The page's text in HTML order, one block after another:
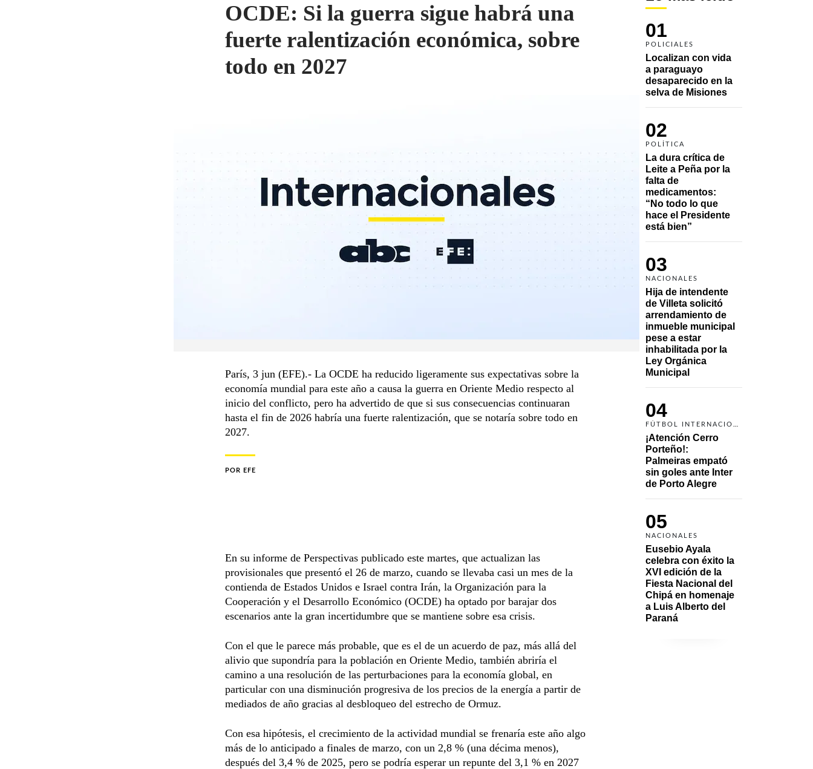
01
POLICIALES
Localizan con vida
a paraguayo
desaparecido en la
selva de Misiones
02
POLÍTICA
La dura crítica de
Leite a Peña por la
falta de
medicamentos:
“No todo lo que
hace el Presidente
está bien”
03
NACIONALES
Hija de intendente
de Villeta solicitó
arrendamiento de
inmueble municipal
pese a estar
inhabilitada por la
Ley Orgánica
Municipal
04
¡Atención Cerro
Porteño!:
Palmeiras empató
sin goles ante Inter
de Porto Alegre
05
NACIONALES
Eusebio Ayala
celebra con éxito la
XVI edición de la
Fiesta Nacional del
Chipá en homenaje
a Luis Alberto del
Paraná
OCDE: Si la guerra sigue habrá una
fuerte ralentización económica, sobre
todo en 2027
París, 3 jun (EFE).- La OCDE ha reducido ligeramente sus expectativas sobre la
economía mundial para este año a causa la guerra en Oriente Medio respecto al
inicio del conflicto, pero ha advertido de que si sus consecuencias continuaran
hasta el fin de 2026 habría una fuerte ralentización, que se notaría sobre todo en
2027.
POR EFE
En su informe de Perspectivas publicado este martes, que actualizan las
provisionales que presentó el 26 de marzo, cuando se llevaba casi un mes de la
contienda de Estados Unidos e Israel contra Irán, la Organización para la
Cooperación y el Desarrollo Económico (OCDE) ha optado por barajar dos
escenarios ante la gran incertidumbre que se mantiene sobre esa crisis.
Con el que le parece más probable, que es el de un acuerdo de paz, más allá del
alivio que supondría para la población en Oriente Medio, también abriría el
camino a una resolución de las perturbaciones para la economía global, en
particular con una disminución progresiva de los precios de la energía a partir de
mediados de año gracias al desbloqueo del estrecho de Ormuz.
Con esa hipótesis, el crecimiento de la actividad mundial se frenaría este año algo
más de lo anticipado a finales de marzo, con un 2,8 % (una décima menos),
después del 3,4 % de 2025, pero se podría esperar un repunte del 3,1 % en 2027